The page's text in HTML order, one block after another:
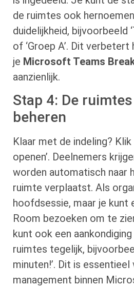
de ruimtes ook
duidelijkheid, bijvoorbeeld
of ‘Groep A’. Dit
je Microsoft Teams
aanzienlijk.
Stap 4: De
beheren
Klaar met de indeling? Klik
openen’. Deelnemers
worden automatisch naar
ruimte verplaatst. Als
hoofdsessie, maar je kunt
Room bezoeken om te
kunt ook een
ruimtes tegelijk,
minuten!’. Dit is
management binnen